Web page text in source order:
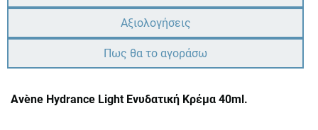
Αξιολογήσεις
Πως θα το αγοράσω
Avène Hydrance Light Ενυδατική Κρέμα 40ml.